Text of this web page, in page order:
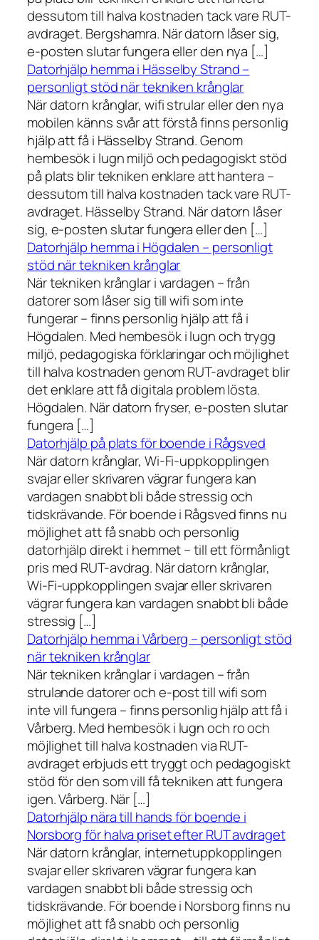
dessutom till halva kostnaden tack vare RUT-
avdraget. Bergshamra. När datorn låser sig,
e-posten slutar fungera eller den nya […]
Datorhjälp hemma i Hässelby Strand –
personligt stöd när tekniken krånglar
När datorn krånglar, wifi strular eller den nya
mobilen känns svår att förstå finns personlig
hjälp att få i Hässelby Strand. Genom
hembesök i lugn miljö och pedagogiskt stöd
på plats blir tekniken enklare att hantera –
dessutom till halva kostnaden tack vare RUT-
avdraget. Hässelby Strand. När datorn låser
sig, e-posten slutar fungera eller den […]
Datorhjälp hemma i Högdalen – personligt
stöd när tekniken krånglar
När tekniken krånglar i vardagen – från
datorer som låser sig till wifi som inte
fungerar – finns personlig hjälp att få i
Högdalen. Med hembesök i lugn och trygg
miljö, pedagogiska förklaringar och möjlighet
till halva kostnaden genom RUT-avdraget blir
det enklare att få digitala problem lösta.
Högdalen. När datorn fryser, e-posten slutar
fungera […]
Datorhjälp på plats för boende i Rågsved
När datorn krånglar, Wi-Fi-uppkopplingen
svajar eller skrivaren vägrar fungera kan
vardagen snabbt bli både stressig och
tidskrävande. För boende i Rågsved finns nu
möjlighet att få snabb och personlig
datorhjälp direkt i hemmet – till ett förmånligt
pris med RUT-avdrag. När datorn krånglar,
Wi-Fi-uppkopplingen svajar eller skrivaren
vägrar fungera kan vardagen snabbt bli både
stressig […]
Datorhjälp hemma i Vårberg – personligt stöd
när tekniken krånglar
När tekniken krånglar i vardagen – från
strulande datorer och e-post till wifi som
inte vill fungera – finns personlig hjälp att få i
Vårberg. Med hembesök i lugn och ro och
möjlighet till halva kostnaden via RUT-
avdraget erbjuds ett tryggt och pedagogiskt
stöd för den som vill få tekniken att fungera
igen. Vårberg. När […]
Datorhjälp nära till hands för boende i
Norsborg för halva priset efter RUT avdraget
När datorn krånglar, internetuppkopplingen
svajar eller skrivaren vägrar fungera kan
vardagen snabbt bli både stressig och
tidskrävande. För boende i Norsborg finns nu
möjlighet att få snabb och personlig